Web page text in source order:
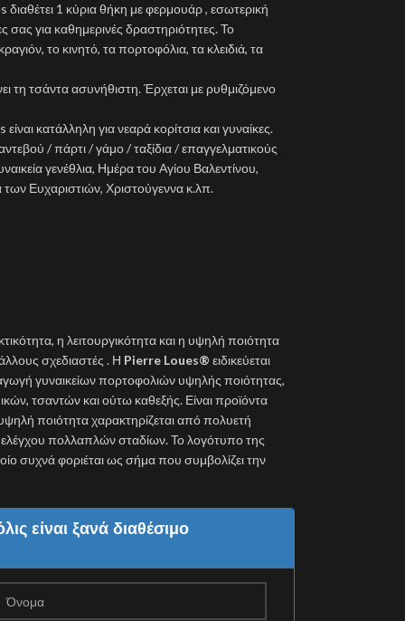
1 κύρια θήκη με φερμουάρ , εσωτερική
για καθημερινές δραστηριότητες. Το
το κινητό, τα πορτοφόλια, τα κλειδιά, τα
τη τσάντα ασυνήθιστη. Έρχεται με ρυθμιζόμενο
κατάλληλη για νεαρά κορίτσια και γυναίκες.
/ πάρτι / γάμο / ταξίδια / επαγγελματικούς
γενέθλια, Ημέρα του Αγίου Βαλεντίνου,
Ευχαριστιών, Χριστούγεννα κ.λπ.
η λειτουργικότητα και η υψηλή ποιότητα
σχεδιαστές . Η Pierre Loues® ειδικεύεται
γυναικείων πορτοφολιών υψηλής ποιότητας,
τσαντών και ούτω καθεξής. Είναι προϊόντα
ποιότητα χαρακτηρίζεται από πολυετή
πολλαπλών σταδίων. Το λογότυπο της
συχνά φοριέται ως σήμα που συμβολίζει την
είναι ξανά διαθέσιμο